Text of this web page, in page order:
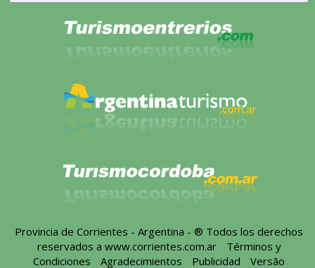
Provincia de Corrientes - Argentina - ® Todos los derechos
reservados a www.corrientes.com.ar- Términos y
Condiciones -Agradecimientos Publicidad -Versão